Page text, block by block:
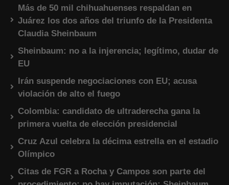
Más de 50 mil chihuahuenses respaldan en
Juárez los dos años del triunfo de la Presidenta
Claudia Sheinbaum
Sheinbaum: no a la injerencia; legítimo, dudar de
EU
Irán suspende negociaciones con EU; acusa
violación de alto el fuego
Colombia: candidato de ultraderecha gana la
primera vuelta de elección presidencial
Cruz Azul celebra la décima estrella en el estadio
Olímpico
Citas de FGR a Rocha y Campos son parte del